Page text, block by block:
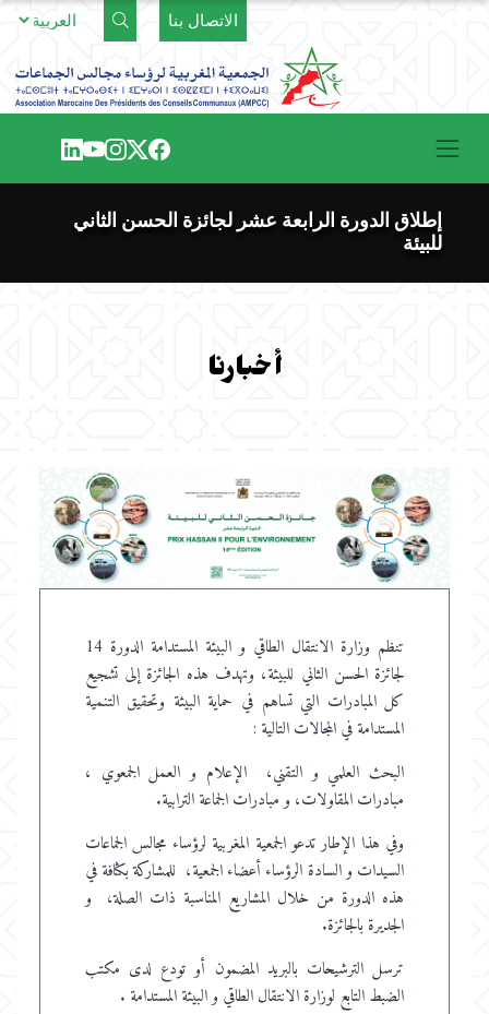
الاتصال بنا
إطلاق الدورة الرابعة عشر لجائزة الحسن الثاني
للبيئة
أخبارنا
تنظم وزارة الانتقال الطاقي و البيئة المستدامة الدورة 14
لجائزة الحسن الثاني للبيئة، وتهدف هذه الجائزة إلى تشجيع
كل المبادرات التي تساهم في حماية البيئة وتحقيق التنمية
المستدامة في المجالات التالية :
البحث العلمي و التقني، الإعلام و العمل الجمعوي ،
مبادرات المقاولات، و مبادرات الجماعة الترابية.
وفي هذا الإطار تدعو الجمعية المغربية لرؤساء مجالس الجماعات
السيدات و السادة الرؤساء أعضاء الجمعية، للمشاركة بكثافة في
هذه الدورة من خلال المشاريع المناسبة ذات الصلة، و
الجديرة بالجائزة.
ترسل الترشيحات بالبريد المضمون أو تودع لدى مكتب
الضبط التابع لوزارة الانتقال الطاقي و البيئة المستدامة .